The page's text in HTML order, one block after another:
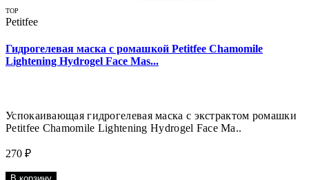
TOP
Petitfee
Гидрогелевая маска с ромашкой Petitfee Chamomile
Lightening Hydrogel Face Mas...
Успокаивающая гидрогелевая маска с экстрактом ромашки
Petitfee Chamomile Lightening Hydrogel Face Ma..
270 ₽